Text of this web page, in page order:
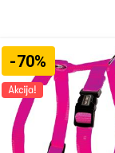
-70%